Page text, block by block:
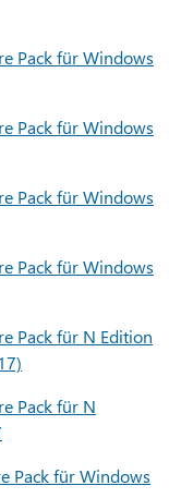
Pack für Windows
Pack für Windows
Pack für Windows
Pack für Windows
Pack für N Edition
Pack für N
Pack für Windows